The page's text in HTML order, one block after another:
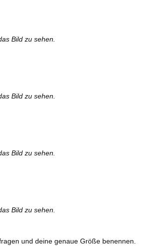
Bild zu sehen.
Bild zu sehen.
Bild zu sehen.
Bild zu sehen.
und deine genaue Größe benennen.